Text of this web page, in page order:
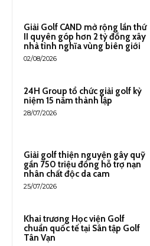
Giải Golf CAND mở rộng lần thứ
II quyên góp hơn 2 tỷ đồng xây
nhà tình nghĩa vùng biên giới
02/08/2026
24H Group tổ chức giải golf kỷ
niệm 15 năm thành lập
28/07/2026
Giải golf thiện nguyện gây quỹ
gần 750 triệu đồng hỗ trợ nạn
nhân chất độc da cam
25/07/2026
Khai trương Học viện Golf
chuẩn quốc tế tại Sân tập Golf
Tân Vạn